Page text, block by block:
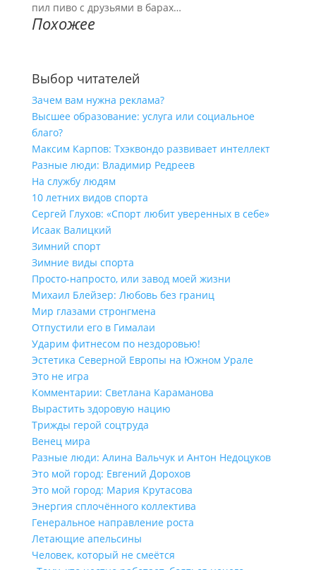
пил пиво с друзьями в барах…
Похожее
Выбор читателей
Зачем вам нужна реклама?
Высшее образование: услуга или социальное
благо?
Максим Карпов: Тхэквондо развивает интеллект
Разные люди: Владимир Редреев
На службу людям
10 летних видов спорта
Сергей Глухов: «Спорт любит уверенных в себе»
Исаак Валицкий
Зимний спорт
Зимние виды спорта
Просто-напросто, или завод моей жизни
Михаил Блейзер: Любовь без границ
Мир глазами стронгмена
Отпустили его в Гималаи
Ударим фитнесом по нездоровью!
Эстетика Северной Европы на Южном Урале
Это не игра
Комментарии: Светлана Караманова
Вырастить здоровую нацию
Трижды герой соцтруда
Венец мира
Разные люди: Алина Вальчук и Антон Недоцуков
Это мой город: Евгений Дорохов
Это мой город: Мария Крутасова
Энергия сплочённого коллектива
Генеральное направление роста
Летающие апельсины
Человек, который не смеётся